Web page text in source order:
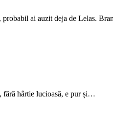
probabil ai auzit deja de Lelas.
fără hârtie lucioasă, e pur și…